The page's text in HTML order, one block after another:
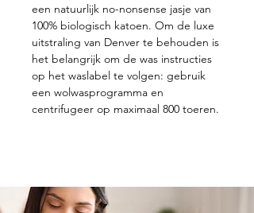
een natuurlijk no-nonsense jasje van
100% biologisch katoen. Om de luxe
uitstraling van Denver te behouden is
het belangrijk om de was instructies
op het waslabel te volgen: gebruik
een wolwasprogramma en
centrifugeer op maximaal 800 toeren.